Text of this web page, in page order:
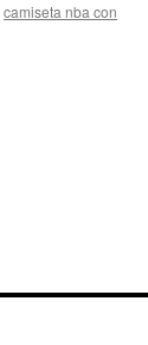
camiseta nba con